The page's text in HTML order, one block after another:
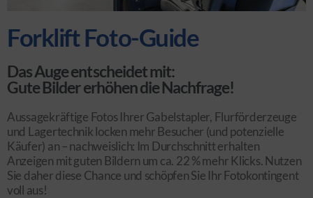
Forklift Foto-Guide
Das Auge entscheidet mit:
Gute Bilder erhöhen die Nachfrage!
Aussagekräftige Fotos Ihrer Gabelstapler, Flurförderzeuge
und Lagertechnik locken mehr Besucher (und potenzielle
Käufer) an – nachweislich: Im Durchschnitt erhalten
Anzeigen mit guten Bildern um ca. 22 % mehr Klicks. Nutzen
Sie daher diese Chance und schöpfen Sie Ihr Fotokontingent
voll aus!